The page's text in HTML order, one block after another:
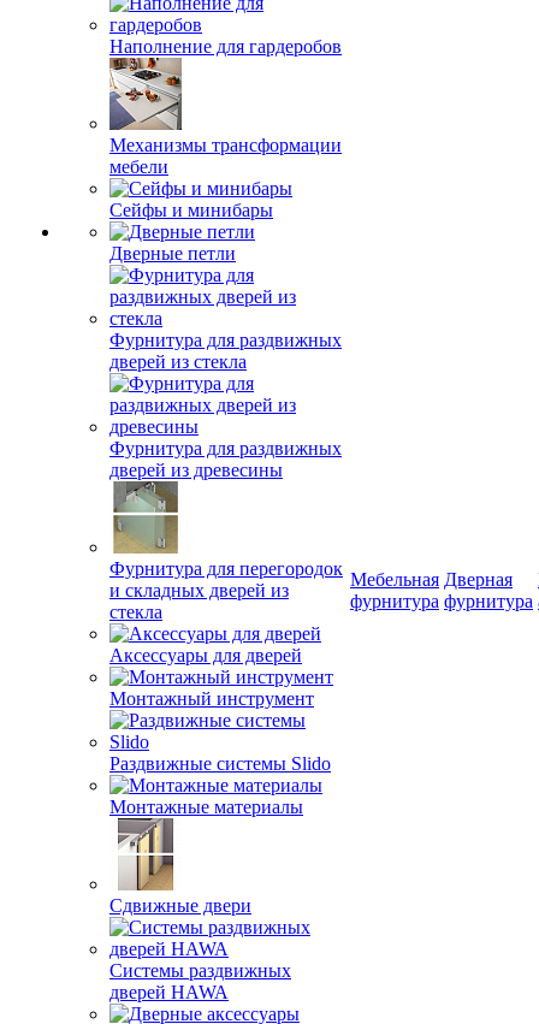
Наполнение для гардеробов
Механизмы трансформации
мебели
Сейфы и минибары
Дверные петли
Фурнитура для раздвижных
дверей из стекла
Фурнитура для раздвижных
дверей из древесины
Фурнитура для перегородок
и складных дверей из
стекла
Аксессуары для дверей
Монтажный инструмент
Раздвижные системы Slido
Монтажные материалы
Сдвижные двери
Системы раздвижных
дверей HAWA
Мебельная
фурнитура
Дверная
фурнитура